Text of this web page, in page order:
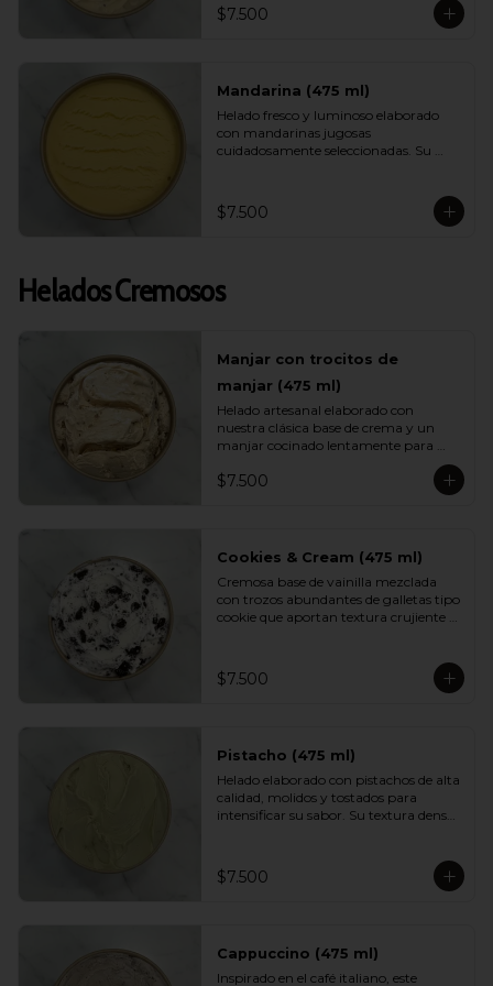
helado ligero, muy refrescante y lleno
$7.500
Mandarina (475 ml)
Helado fresco y luminoso elaborado
con mandarinas jugosas
cuidadosamente seleccionadas. Su
vibrante ideal para quienes buscan
opciones frutales y livianas.
$7.500
Helados Cremosos
Manjar con trocitos de
manjar (475 ml)
Helado artesanal elaborado con
nuestra clásica base de crema y un
manjar cocinado lentamente para
abundantes trocitos de manjar que
aportan textura y un dulzor profundo
los chilenos.
$7.500
Cookies & Cream (475 ml)
Cremosa base de vainilla mezclada
con trozos abundantes de galletas tipo
cookie que aportan textura crujiente y
perfecto para los fanáticos de las
combinaciones cremosas y crocantes.
$7.500
Pistacho (475 ml)
Helado elaborado con pistachos de alta
calidad, molidos y tostados para
intensificar su sabor. Su textura densa
elegante, ideal para quienes prefieren
sabores más nobles y sofisticados.
$7.500
Cappuccino (475 ml)
Inspirado en el café italiano, este